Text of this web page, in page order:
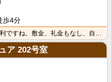
歩4分
ア 202号室